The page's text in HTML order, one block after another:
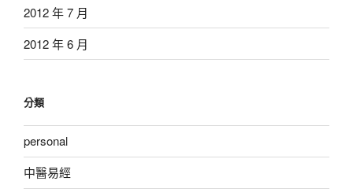
2012 年 7 月
2012 年 6 月
分類
personal
中醫易經